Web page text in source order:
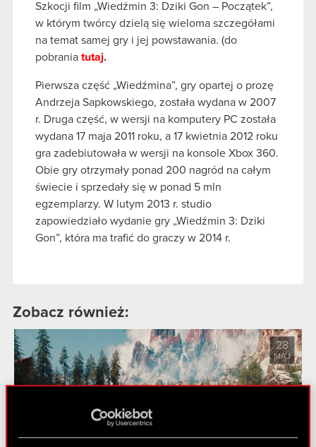
Szkocji film „Wiedźmin 3: Dziki Gon – Początek”,
w którym twórcy dzielą się wieloma szczegółami
na temat samej gry i jej powstawania. (do
pobrania tutaj.
Pierwsza część „Wiedźmina”, gry opartej o prozę
Andrzeja Sapkowskiego, została wydana w 2007
r. Druga część, w wersji na komputery PC została
wydana 17 maja 2011 roku, a 17 kwietnia 2012 roku
gra zadebiutowała w wersji na konsole Xbox 360.
Obie gry otrzymały ponad 200 nagród na całym
świecie i sprzedały się w ponad 5 mln
egzemplarzy. W lutym 2013 r. studio
zapowiedziało wydanie gry „Wiedźmin 3: Dziki
Gon”, która ma trafić do graczy w 2014 r.
Zobacz również:
CD PROJEKT podsumowuje I
28
MAJ